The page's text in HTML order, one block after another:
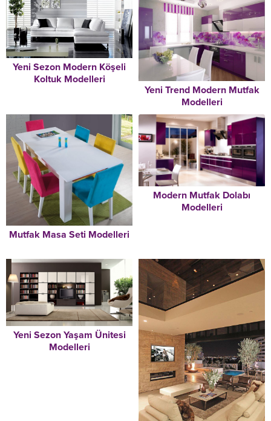
Yeni Sezon Modern Köşeli
Koltuk Modelleri
Yeni Trend Modern Mutfak
Modelleri
Mutfak Masa Seti Modelleri
Modern Mutfak Dolabı
Modelleri
Yeni Sezon Yaşam Ünitesi
Modelleri